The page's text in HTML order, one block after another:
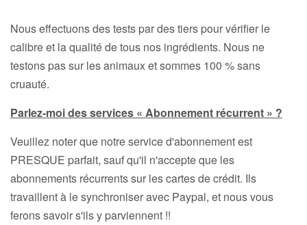
Nous effectuons des tests par des tiers pour vérifier le
calibre et la qualité de tous nos ingrédients. Nous ne
testons pas sur les animaux et sommes 100 % sans
cruauté.
Parlez-moi des services « Abonnement récurrent » ?
Veuillez noter que notre service d'abonnement est
PRESQUE parfait, sauf qu'il n'accepte que les
abonnements récurrents sur les cartes de crédit. Ils
travaillent à le synchroniser avec Paypal, et nous vous
ferons savoir s'ils y parviennent !!